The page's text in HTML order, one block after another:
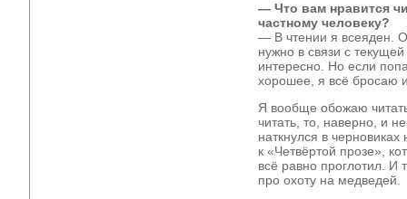
— Что вам нравится
частному человеку?
— В чтении я всеяден.
нужно в связи с
интересно. Но если
хорошее, я всё бросаю
Я вообще обожаю
читать, то, наверно, и
наткнулся в
к «Четвёртой прозе»,
всё равно проглотил. И
про охоту на медведей.